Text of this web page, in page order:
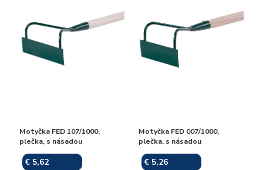
Motyčka FED 107/1000,
plečka, s násadou
€ 5,62
Motyčka FED 007/1000,
plečka, s násadou
€ 5,26